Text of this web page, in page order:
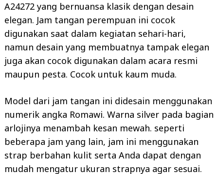
A24272 yang bernuansa klasik dengan desain
elegan. Jam tangan perempuan ini cocok
digunakan saat dalam kegiatan sehari-hari,
namun desain yang membuatnya tampak elegan
juga akan cocok digunakan dalam acara resmi
maupun pesta. Cocok untuk kaum muda.
Model dari jam tangan ini didesain menggunakan
numerik angka Romawi. Warna silver pada bagian
arlojinya menambah kesan mewah. seperti
beberapa jam yang lain, jam ini menggunakan
strap berbahan kulit serta Anda dapat dengan
mudah mengatur ukuran strapnya agar sesuai.